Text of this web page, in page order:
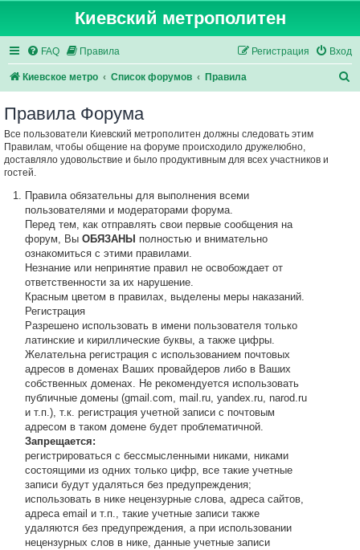
Киевский метрополитен
FAQ Правила Вход
Регистрация
Киевское метро Список форумов Правила
Правила Форума
Все пользователи Киевский метрополитен должны следовать этим
Правилам, чтобы общение на форуме происходило дружелюбно,
доставляло удовольствие и было продуктивным для всех участников и
гостей.
Правила обязательны для выполнения всеми
пользователями и модераторами форума.
Перед тем, как отправлять свои первые сообщения на
форум, ВыОБЯЗАНЫ полностью и внимательно
ознакомиться с этими правилами.
Незнание или непринятие правил не освобождает от
ответственности за их нарушение.
Красным цветом в правилах, выделены меры наказаний.
Регистрация
Разрешено использовать в имени пользователя только
латинские и кириллические буквы, а также цифры.
Желательна регистрация с использованием почтовых
адресов в доменах Ваших провайдеров либо в Ваших
собственных доменах. Не рекомендуется использовать
публичные домены (gmail.com, mail.ru, yandex.ru, narod.ru
и т.п.), т.к. регистрация учетной записи с почтовым
адресом в таком домене будет проблематичной.
Запрещается:
регистрироваться с бессмысленными никами, никами
состоящими из одних только цифр, все такие учетные
записи будут удаляться без предупреждения;
использовать в нике нецензурные слова, адреса сайтов,
адреса email и т.п., такие учетные записи также
удаляются без предупреждения, а при использовании
нецензурных слов в нике, данные учетные записи